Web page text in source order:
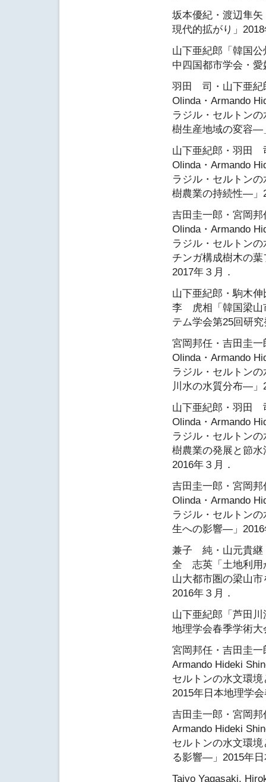
坂本優紀・渡辺隼
現代的拡がり」
山下亜紀郎「韓国
中四国都市学会・
羽田 司・山下亜紀
Olinda・Armando
ラジル・セルトン
樹生産地域の変容―
山下亜紀郎・羽田
Olinda・Armando
ラジル・セルトン
樹農業の持続性―」
吉田圭一郎・宮岡
Olinda・Armando
ラジル・セルトン
チンガ構成樹木の
2017年３月．
山下亜紀郎・駒木
李 虎相「韓国梁山
テム学会第25回研
宮岡邦任・吉田圭
Olinda・Armando
ラジル・セルトン
川水の水質分布―」
山下亜紀郎・羽田
Olinda・Armando
ラジル・セルトン
樹農業の発展と節
2016年３月．
吉田圭一郎・宮岡
Olinda・Armando
ラジル・セルトン
生への影響―」2016
兼子 純・山元貴継
全 志英「土地利用
山大都市圏の梁山
2016年３月．
山下亜紀郎「芦田
地理学会春季学術
宮岡邦任・吉田圭
Armando Hideki
セルトンの水文環
2015年日本地理学
吉田圭一郎・宮岡
Armando Hideki
セルトンの水文環
る影響―」2015年
Taiyo Yagasaki,